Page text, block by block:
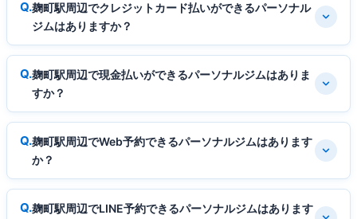
麹町駅周辺でクレジットカード払いができるパーソナル
ジムはありますか？
麹町駅周辺で現金払いができるパーソナルジムはありま
すか？
麹町駅周辺でWeb予約できるパーソナルジムはあります
か？
麹町駅周辺でLINE予約できるパーソナルジムはあります